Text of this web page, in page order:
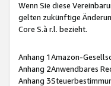
Wenn Sie diese
gelten zukünftige
Core S.à r.l. bezieht.
Anhang 1Amazon-
Anhang 2Anwendbares
Anhang